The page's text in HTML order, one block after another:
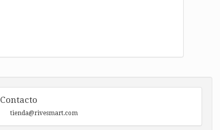
Contacto
tienda@rivesmart.com